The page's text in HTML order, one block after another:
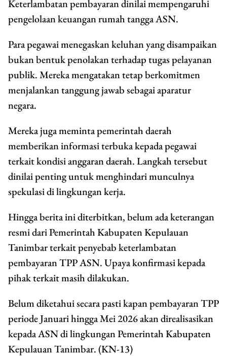
Keterlambatan pembayaran dinilai mempengaruhi
pengelolaan keuangan rumah tangga ASN.
Para pegawai menegaskan keluhan yang disampaikan
bukan bentuk penolakan terhadap tugas pelayanan
publik. Mereka mengatakan tetap berkomitmen
menjalankan tanggung jawab sebagai aparatur
negara.
Mereka juga meminta pemerintah daerah
memberikan informasi terbuka kepada pegawai
terkait kondisi anggaran daerah. Langkah tersebut
dinilai penting untuk menghindari munculnya
spekulasi di lingkungan kerja.
Hingga berita ini diterbitkan, belum ada keterangan
resmi dari Pemerintah Kabupaten Kepulauan
Tanimbar terkait penyebab keterlambatan
pembayaran TPP ASN. Upaya konfirmasi kepada
pihak terkait masih dilakukan.
Belum diketahui secara pasti kapan pembayaran TPP
periode Januari hingga Mei 2026 akan direalisasikan
kepada ASN di lingkungan Pemerintah Kabupaten
Kepulauan Tanimbar. (KN-13)